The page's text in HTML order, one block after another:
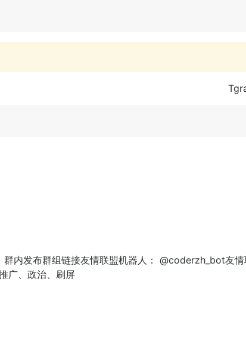
内发布群组链接友情联盟机器人： @coderzh_bot友情
广、政治、刷屏